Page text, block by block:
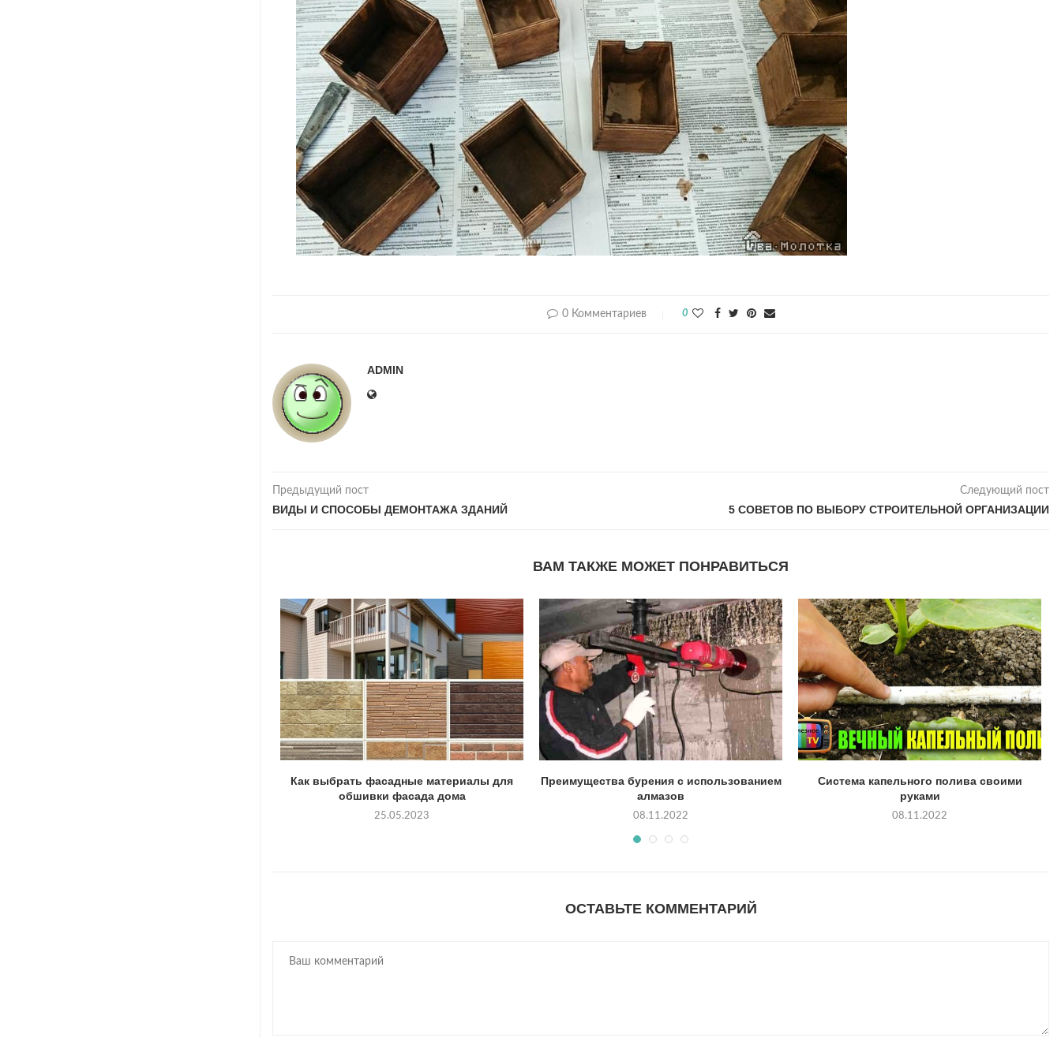
0 Комментариев 0
ADMIN
Предыдущий пост
ВИДЫ И СПОСОБЫ ДЕМОНТАЖА ЗДАНИЙ
Следующий пост
5 СОВЕТОВ ПО ВЫБОРУ СТРОИТЕЛЬНОЙ ОРГАНИЗАЦИИ
ВАМ ТАКЖЕ МОЖЕТ ПОНРАВИТЬСЯ
Как выбрать фасадные материалы для
обшивки фасада дома
25.05.2023
Преимущества бурения с использованием
алмазов
08.11.2022
Система капельного полива своими
руками
08.11.2022
ОСТАВЬТЕ КОММЕНТАРИЙ